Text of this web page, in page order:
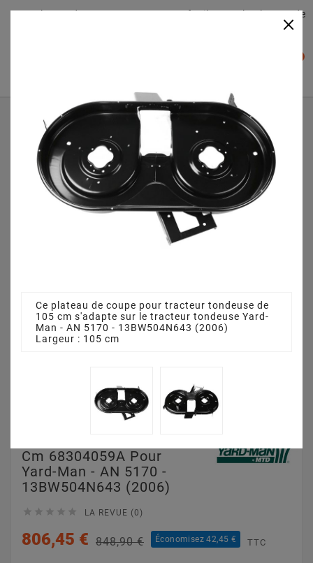
Plateaudecoupe.com : Trouver facilement le plateau de
Accueil
Plateau de coupe
Plateau de coupe 105 cm 68304059A pour Yard-Man - AN
5170 - 13BW504N643 (2006)
Cm 68304059A Pour
Yard-Man - AN 5170 -
13BW504N643 (2006)
     LA REVUE (0)
806,45 € 848,90 € Économisez 42,45 € TTC
×
Ce plateau de coupe pour tracteur tondeuse de
105 cm s'adapte sur le tracteur tondeuse Yard-
Man - AN 5170 - 13BW504N643 (2006)
Largeur : 105 cm